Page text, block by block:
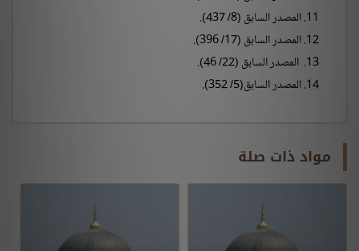
المصدر السابق (8/ 437).
المصدر السابق (17/ 396).
المصدر السابق (22/ 46).
المصدر السابق(5/ 352).
مواد ذات صلة